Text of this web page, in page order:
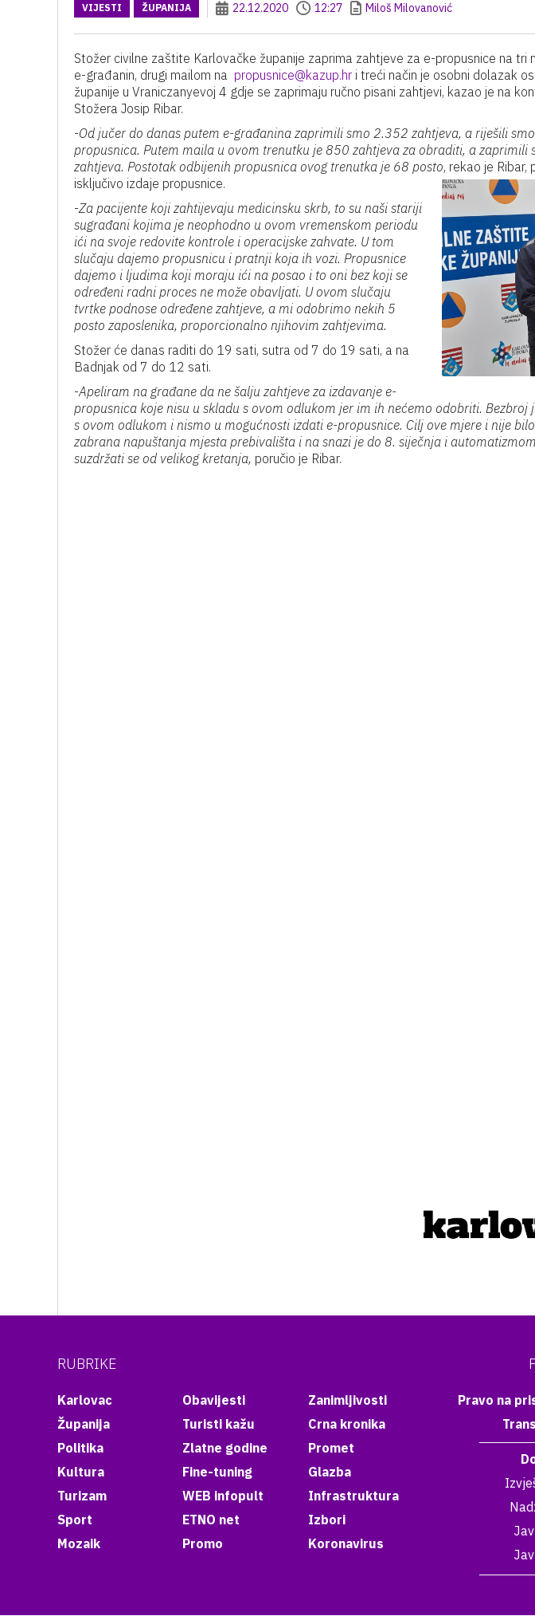
VIJESTI ŽUPANIJA 22.12.2020 12:27 Miloš Milovanović
Stožer civilne zaštite Karlovačke županije zaprima zahtjeve za e-propusnice na tri
e-građanin, drugi mailom na propusnice@kazup.hr i treći način je osobni dolazak
županije u Vraniczanyevoj 4 gdje se zaprimaju ručno pisani zahtjevi, kazao je na
Stožera Josip Ribar.
-Od jučer do danas putem e-građanina zaprimili smo 2.352 zahtjeva, a riješili
propusnica. Putem maila u ovom trenutku je 850 zahtjeva za obraditi, a zaprimili
zahtjeva. Postotak odbijenih propusnica ovog trenutka je 68 posto, rekao je
isključivo izdaje propusnice.
-Za pacijente koji zahtijevaju medicinsku skrb, to su naši stariji
sugrađani kojima je neophodno u ovom vremenskom periodu
ići na svoje redovite kontrole i operacijske zahvate. U tom
slučaju dajemo propusnicu i pratnji koja ih vozi. Propusnice
dajemo i ljudima koji moraju ići na posao i to oni bez koji se
određeni radni proces ne može obavljati. U ovom slučaju
tvrtke podnose određene zahtjeve, a mi odobrimo nekih 5
posto zaposlenika, proporcionalno njihovim zahtjevima.
Stožer će danas raditi do 19 sati, sutra od 7 do 19 sati, a na
Badnjak od 7 do 12 sati.
-Apeliram na građane da ne šalju zahtjeve za izdavanje e-
propusnica koje nisu u skladu s ovom odlukom jer im ih nećemo odobriti. Bezbroj
s ovom odlukom i nismo u mogućnosti izdati e-propusnice. Cilj ove mjere i nije
zabrana napuštanja mjesta prebivališta i na snazi je do 8. siječnja i
suzdržati se od velikog kretanja, poručio je Ribar.
RUBRIKE
Karlovac
Županija
Politika
Kultura
Turizam
Sport
Mozaik
Obavijesti
Turisti kažu
Zlatne godine
Fine-tuning
WEB infopult
ETNO net
Promo
Zanimljivosti
Crna kronika
Promet
Glazba
Infrastruktura
Izbori
Koronavirus
Pravo na